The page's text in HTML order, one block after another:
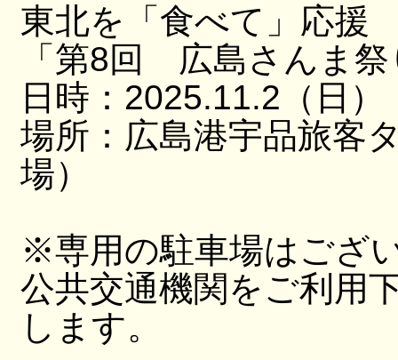
東北を「食べて」応援
「第8回 広島さんま祭
日時：2025.11.2（日
場所：広島港宇品旅客
場）
※専用の駐車場はござ
公共交通機関をご利用
します。